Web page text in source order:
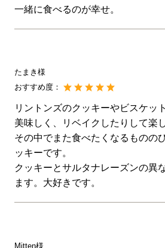
一緒に食べるのが幸せ。
たまき様
おすすめ度：
リントンズのクッキーやビスケッ
美味しく、リベイクしたりして楽
その中でまた食べたくなるものの
ッキーです。
クッキーとサルタナレーズンの異
ます。大好きです。
Mitten様